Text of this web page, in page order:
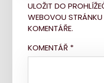
ULOŽIT DO
WEBOVOU
KOMENTÁŘE.
KOMENTÁŘ *